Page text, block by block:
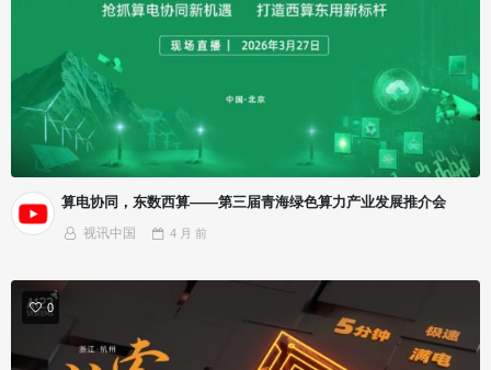
算电协同，东数西算——第三届青海绿色算力产业发展推介会
视讯中国 4 月 前
0